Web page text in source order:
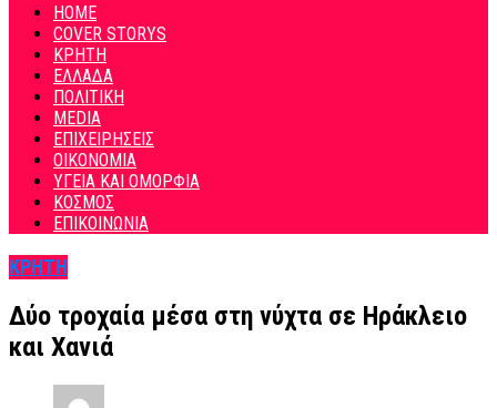
HOME
COVER STORYS
ΚΡΗΤΗ
ΕΛΛΑΔΑ
ΠΟΛΙΤΙΚΗ
MEDIA
ΕΠΙΧΕΙΡΗΣΕΙΣ
ΟΙΚΟΝΟΜΙΑ
ΥΓΕΙΑ ΚΑΙ ΟΜΟΡΦΙΑ
ΚΟΣΜΟΣ
ΕΠΙΚΟΙΝΩΝΙΑ
ΚΡΗΤΗ
Δύο τροχαία μέσα στη νύχτα σε Ηράκλειο
και Χανιά